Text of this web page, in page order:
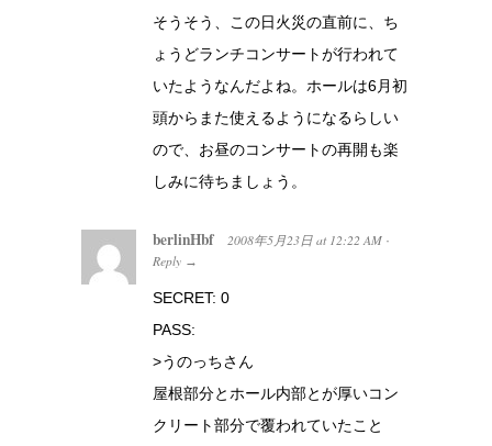
そうそう、この日火災の直前に、ち
ょうどランチコンサートが行われて
いたようなんだよね。ホールは6月初
頭からまた使えるようになるらしい
ので、お昼のコンサートの再開も楽
しみに待ちましょう。
berlinHbf 2008年5月23日 at 12:22 AM ·
Reply →
SECRET: 0
PASS:
>うのっちさん
屋根部分とホール内部とが厚いコン
クリート部分で覆われていたこと